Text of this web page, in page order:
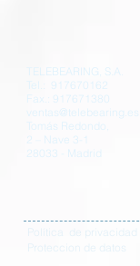
TELEBEARING, S.A.
Tel.: 917670162
Fax.: 917671380
ventas@telebearing.es
Tomás Redondo,
2 – Nave 3-1
28033 - Madrid
Política de privacidad y
Proteccion de datos